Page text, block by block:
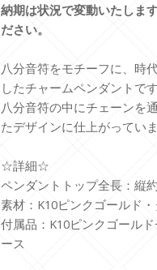
納期は状況で変動いたしま
ださい。
八分音符をモチーフに、時
したチャームペンダントで
八分音符の中にチェーンを
たデザインに仕上がってい
☆詳細☆
ペンダントトップ全長：縦
素材：K10ピンクゴールド
付属品：K10ピンクゴール
ース